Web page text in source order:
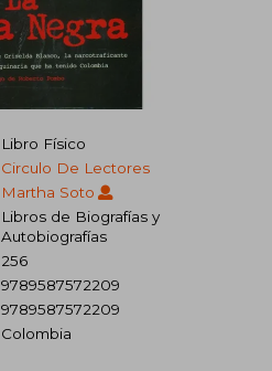
Libro Físico
Circulo De Lectores
Martha Soto
Libros de Biografías y
Autobiografías
256
9789587572209
9789587572209
Colombia